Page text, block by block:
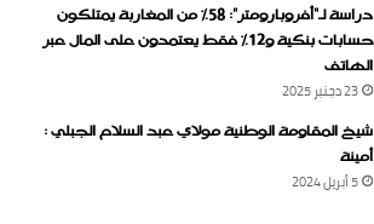
دراسة لـ“أفروبارومتر”: 58٪ من المغاربة يمتلكون
حسابات بنكية و12٪ فقط يعتمدون على المال عبر
الهاتف
23 دجنبر 2025
شيخ المقاومة الوطنية مولاي عبد السلام الجبلي :
أمينة
5 أبريل 2024